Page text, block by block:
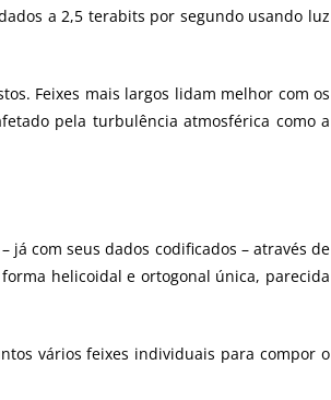
a 2,5 terabits por segundo usando luz
Feixes mais largos lidam melhor com os
pela turbulência atmosférica como a
já com seus dados codificados – através de
helicoidal e ortogonal única, parecida
vários feixes individuais para compor o